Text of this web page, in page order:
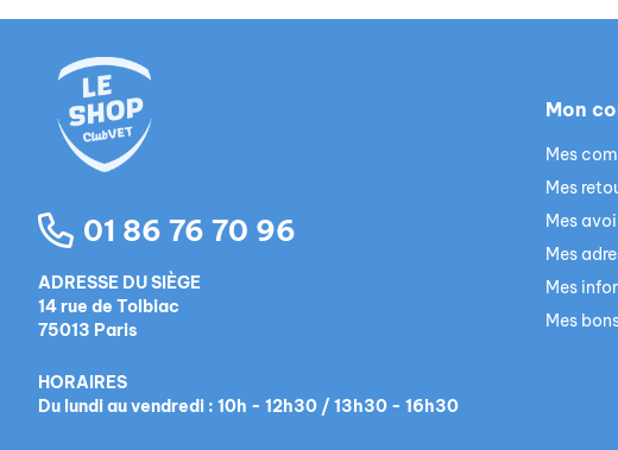
01 86 76 70 96
ADRESSE DU SIÈGE
14 rue de Tolbiac
75013 Paris
HORAIRES
Du lundi au vendredi : 10h - 12h30 / 13h30 - 16h30
Mon
Mes
Mes
Mes
Mes
Mes
Mes